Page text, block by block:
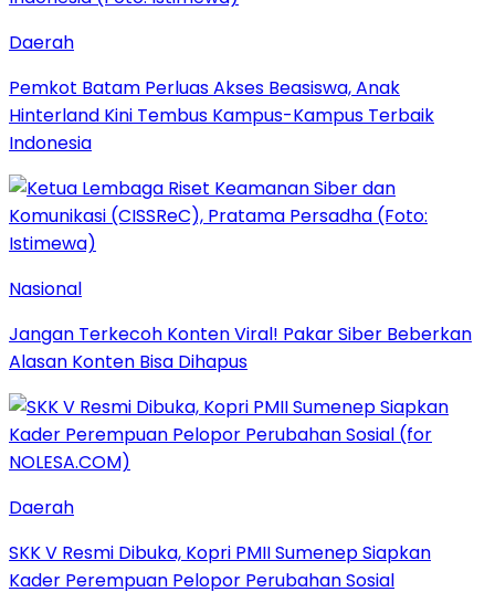
Daerah
Pemkot Batam Perluas Akses Beasiswa, Anak
Hinterland Kini Tembus Kampus-Kampus Terbaik
Indonesia
Nasional
Jangan Terkecoh Konten Viral! Pakar Siber Beberkan
Alasan Konten Bisa Dihapus
Daerah
SKK V Resmi Dibuka, Kopri PMII Sumenep Siapkan
Kader Perempuan Pelopor Perubahan Sosial